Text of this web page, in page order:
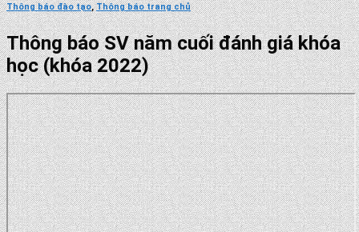
Thông báo đào tạo,Thông báo trang chủ
Thông báo SV năm cuối đánh giá khóa
học (khóa 2022)